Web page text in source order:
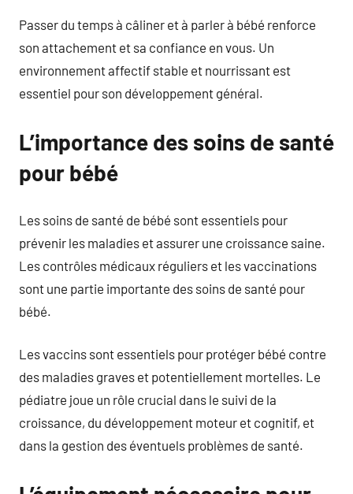
Passer du temps à câliner et à parler à bébé renforce
son attachement et sa confiance en vous. Un
environnement affectif stable et nourrissant est
essentiel pour son développement général.
L’importance des soins de santé
pour bébé
Les soins de santé de bébé sont essentiels pour
prévenir les maladies et assurer une croissance saine.
Les contrôles médicaux réguliers et les vaccinations
sont une partie importante des soins de santé pour
bébé.
Les vaccins sont essentiels pour protéger bébé contre
des maladies graves et potentiellement mortelles. Le
pédiatre joue un rôle crucial dans le suivi de la
croissance, du développement moteur et cognitif, et
dans la gestion des éventuels problèmes de santé.